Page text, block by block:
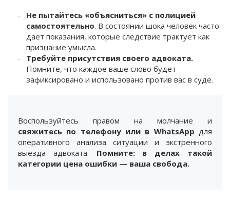
Не пытайтесь «объясниться» с полицией
самостоятельно. В состоянии шока человек часто
дает показания, которые следствие трактует как
признание умысла.
Требуйте присутствия своего адвоката.
Помните, что каждое ваше слово будет
зафиксировано и использовано против вас в суде.
Воспользуйтесь правом на молчание и
свяжитесь по телефону или в WhatsApp для
оперативного анализа ситуации и экстренного
выезда адвоката. Помните: в делах такой
категории цена ошибки — ваша свобода.